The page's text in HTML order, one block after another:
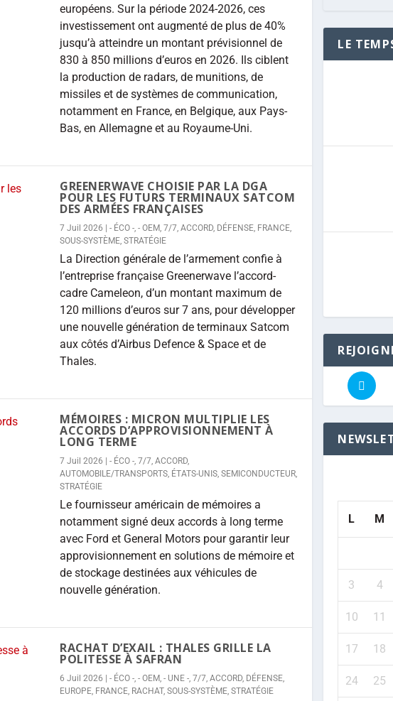
européens. Sur la période 2024-2026, ces
investissement ont augmenté de plus de 40%
jusqu’à atteindre un montant prévisionnel de
830 à 850 millions d’euros en 2026. Ils ciblent
la production de radars, de munitions, de
missiles et de systèmes de communication,
notamment en France, en Belgique, aux Pays-
Bas, en Allemagne et au Royaume-Uni.
GREENERWAVE CHOISIE PAR LA DGA
POUR LES FUTURS TERMINAUX SATCOM
DES ARMÉES FRANÇAISES
7 Juil 2026 |- ÉCO -,- OEM,7/7,ACCORD, DÉFENSE, FRANCE,
SOUS-SYSTÈME,STRATÉGIE
La Direction générale de l’armement confie à
l’entreprise française Greenerwave l’accord-
cadre Cameleon, d’un montant maximum de
120 millions d’euros sur 7 ans, pour développer
une nouvelle génération de terminaux Satcom
aux côtés d’Airbus Defence & Space et de
Thales.
MÉMOIRES : MICRON MULTIPLIE LES
ACCORDS D’APPROVISIONNEMENT À
LONG TERME
7 Juil 2026 |- ÉCO -,7/7,ACCORD,
AUTOMOBILE/TRANSPORTS, ÉTATS-UNIS,SEMICONDUCTEUR,
STRATÉGIE
Le fournisseur américain de mémoires a
notamment signé deux accords à long terme
avec Ford et General Motors pour garantir leur
approvisionnement en solutions de mémoire et
de stockage destinées aux véhicules de
nouvelle génération.
RACHAT D’EXAIL : THALES GRILLE LA
POLITESSE À SAFRAN
6 Juil 2026 |- ÉCO -,- OEM,- UNE -,7/7,ACCORD, DÉFENSE,
EUROPE, FRANCE, RACHAT,SOUS-SYSTÈME,STRATÉGIE
LE
L M
3 4
10 11
17 18
24 25